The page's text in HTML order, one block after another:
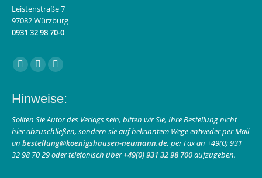
Leistenstraße 7
97082 Würzburg
0931 32 98 70-0
Finden Sie uns auf:
Facebook
opens
in
new
window
Instagram
opens
in
new
window
E-
page
opens
in
new
window
Hinweise:
Sollten Sie Autor des Verlags sein, bitten wir Sie, Ihre Bestellung nicht
hier abzuschließen, sondern sie auf bekanntem Wege entweder per Mail
an bestellung@koenigshausen-neumann.de, per Fax an +49(0) 931
32 98 70 29 oder telefonisch über+49(0) 931 32 98 700aufzugeben.